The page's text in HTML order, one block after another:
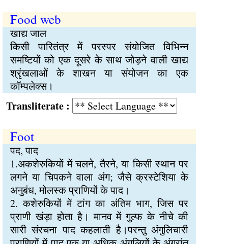
Food web
खाद्य जाल
किसी पारितंत्र में परस्पर संयोजित विभिन्न
समष्टियों को एक दूसरे के साथ जोड़ने वाली खाद्य
श्रृंखलाओं के शाखन या संयोजन का एक
कॉम्पलेक्स।
:
Foot
पद, पाद
1.अकशेरुकियों में चलने, तैरने, या किसी स्थान पर
लगने या चिपकने वाला अंग; जैसे क्रस्टेशिया के
अनुबंध, मोलस्क प्राणियों के पाद।
2. कशेरुकियों में टांग का अंतिम भाग, जिस पर
प्राणी खंड़ा होता है। मानव में गुल्फ के नीचे की
सारी संरचना पाद कहलाती है।परन्तु अंगुलिचारी